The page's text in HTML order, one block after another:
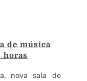
de música
horas
nova sala de